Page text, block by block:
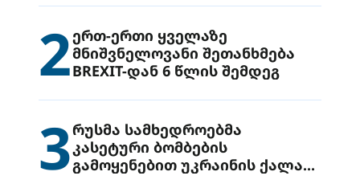
2ერთ-ერთი ყველაზე
მნიშვნელოვანი შეთანხმება
BREXIT-დან 6 წლის შემდეგ
3რუსმა სამხედროებმა
კასეტური ბომბების
გამოყენებით უკრაინის ქალაქ